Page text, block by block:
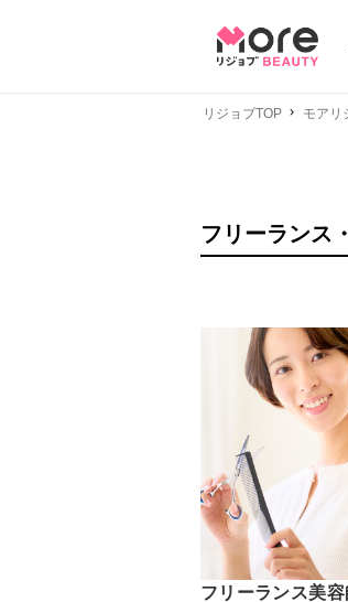
リジョブTOP モアリ
フリーランス
フリーランス美